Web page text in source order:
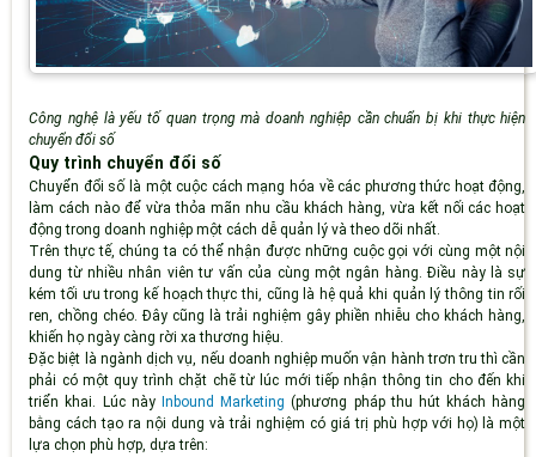
Công nghệ là yếu tố quan trọng mà doanh nghiệp cần chuẩn bị khi thực hiện
chuyển đổi số
Quy trình chuyển đổi số
Chuyển đổi số là một cuộc cách mạng hóa về các phương thức hoạt động,
làm cách nào để vừa thỏa mãn nhu cầu khách hàng, vừa kết nối các hoạt
động trong doanh nghiệp một cách dễ quản lý và theo dõi nhất.
Trên thực tế, chúng ta có thể nhận được những cuộc gọi với cùng một nội
dung từ nhiều nhân viên tư vấn của cùng một ngân hàng. Điều này là sự
kém tối ưu trong kế hoạch thực thi, cũng là hệ quả khi quản lý thông tin rối
ren, chồng chéo. Đây cũng là trải nghiệm gây phiền nhiễu cho khách hàng,
khiến họ ngày càng rời xa thương hiệu.
Đặc biệt là ngành dịch vụ, nếu doanh nghiệp muốn vận hành trơn tru thì cần
phải có một quy trình chặt chẽ từ lúc mới tiếp nhận thông tin cho đến khi
triển khai. Lúc này Inbound Marketing (phương pháp thu hút khách hàng
bằng cách tạo ra nội dung và trải nghiệm có giá trị phù hợp với họ) là một
lựa chọn phù hợp, dựa trên: